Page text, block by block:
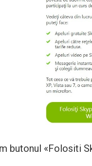
butonul «Folositi